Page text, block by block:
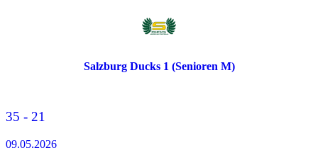
Salzburg Ducks 1 (Senioren M)
35 - 21
09.05.2026